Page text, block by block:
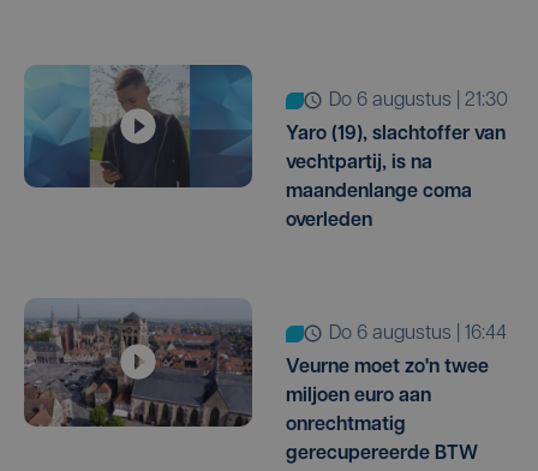
do 6 augustus | 21:30
Yaro (19), slachtoffer van
vechtpartij, is na
maandenlange coma
overleden
do 6 augustus | 16:44
Veurne moet zo'n twee
miljoen euro aan
onrechtmatig
gerecupereerde BTW